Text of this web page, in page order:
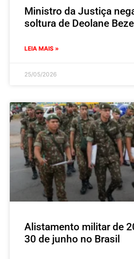
Ministro da Justiça
soltura de Deolane
LEIA MAIS »
25/05/2026
Alistamento militar de
30 de junho no Brasil